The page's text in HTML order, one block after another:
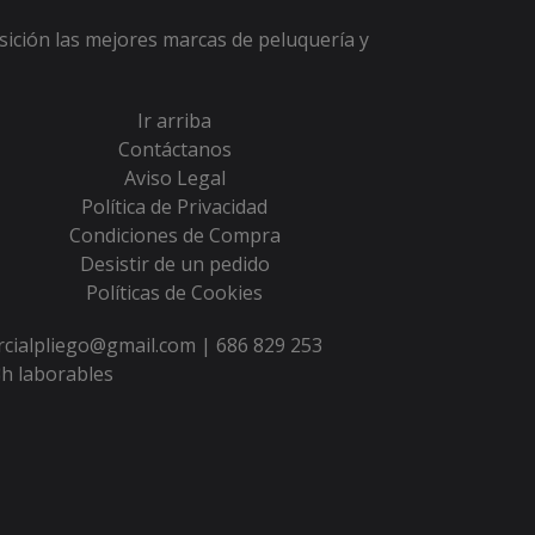
las mejores marcas de peluquería y
Ir arriba
Contáctanos
Aviso Legal
Política de Privacidad
Condiciones de Compra
Desistir de un pedido
Políticas de Cookies
|686 829 253
laborables